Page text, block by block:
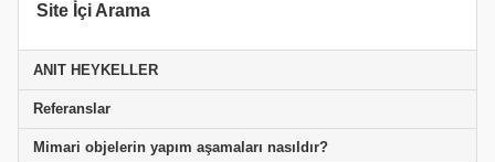
Site İçi Arama
ANIT HEYKELLER
Referanslar
Mimari objelerin yapım aşamaları nasıldır?